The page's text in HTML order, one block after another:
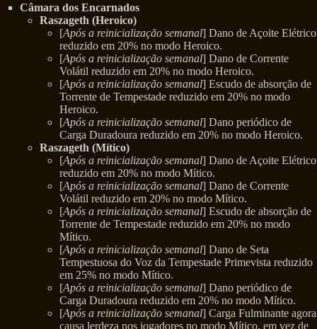
Câmara dos Encarnados
Raszageth (Heroico)
[Após a reinicialização semanal] Dano de Açoite Elétrico
reduzido em 20% no modo Heroico.
[Após a reinicialização semanal] Dano de Corrente
Volátil reduzido em 20% no modo Heroico.
[Após a reinicialização semanal] Escudo de absorção de
Torrente de Tempestade reduzido em 20% no modo
Heroico.
[Após a reinicialização semanal] Dano periódico de
Carga Duradoura reduzido em 20% no modo Heroico.
Raszageth (Mítico)
[Após a reinicialização semanal] Dano de Açoite Elétrico
reduzido em 20% no modo Mítico.
[Após a reinicialização semanal] Dano de Corrente
Volátil reduzido em 20% no modo Mítico.
[Após a reinicialização semanal] Escudo de absorção de
Torrente de Tempestade reduzido em 20% no modo
Mítico.
[Após a reinicialização semanal] Dano de Seta
Tempestuosa do Voz da Tempestade Primevista reduzido
em 25% no modo Mítico.
[Após a reinicialização semanal] Dano periódico de
Carga Duradoura reduzido em 20% no modo Mítico.
[Após a reinicialização semanal] Carga Fulminante agora
causa lerdeza nos jogadores no modo Mítico, em vez de